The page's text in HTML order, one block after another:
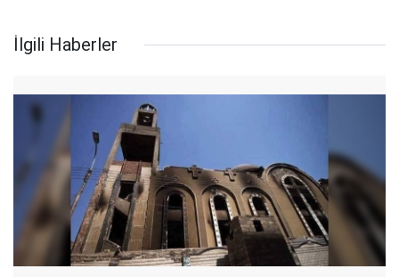
İlgili Haberler